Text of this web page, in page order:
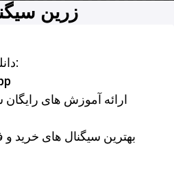
زرین
دانلود اپلیکیش زرین سیگنال:
ارائه آموزش های رایگان
بهترین سیگنال های خرید